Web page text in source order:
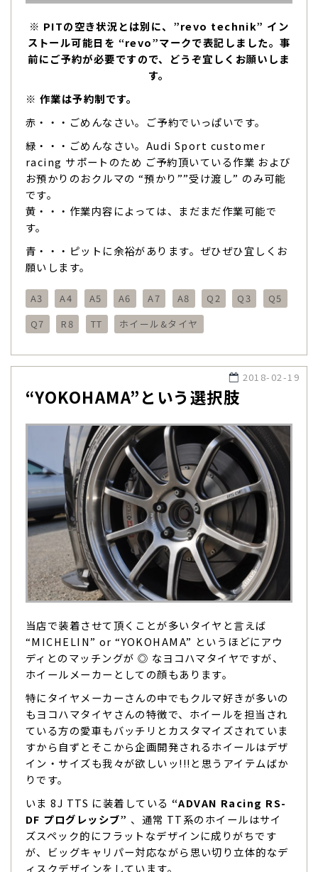
※ PITの空き状況とは別に、”revo technik” イン
ストール可能日を “revo”マークで表記しました。事
前にご予約が必要ですので、どうぞ宜しくお願いしま
す。
※ 作業は予約制です。
赤・・・ごめんなさい。ご予約でいっぱいです。
緑・・・ごめんなさい。Audi Sport customer
racing サポートのため ご予約頂いている作業 および
お預かりのおクルマの “預かり””受け渡し” のみ可能
です。
黄・・・作業内容によっては、まだまだ作業可能で
す。
青・・・ピットに余裕があります。ぜひぜひ宜しくお
願いします。
A3 A4 A5 A6 A7 A8 Q2 Q3
Q5
Q7
R8 TT ホイール&タイヤ
“YOKOHAMA”という選択肢
2018-02-19
当店で装着させて頂くことが多いタイヤと言えば
“MICHELIN” or “YOKOHAMA” というほどにアウ
ディとのマッチングが ◎ なヨコハマタイヤですが、
ホイールメーカーとしての顔もあります。
特にタイヤメーカーさんの中でもクルマ好きが多いの
もヨコハマタイヤさんの特徴で、ホイールを担当され
ている方の愛車もバッチリとカスタマイズされていま
すから自ずとそこから企画開発されるホイールはデザ
イン・サイズも我々が欲しいッ!!!と思うアイテムばか
りです。
いま 8J TTS に装着している “ADVAN Racing RS-
DF プログレッシブ” 、通常 TT系のホイールはサイ
ズスペック的にフラットなデザインに成りがちです
が、ビッグキャリパー対応ながら思い切り立体的なデ
ィスクデザインをしています。